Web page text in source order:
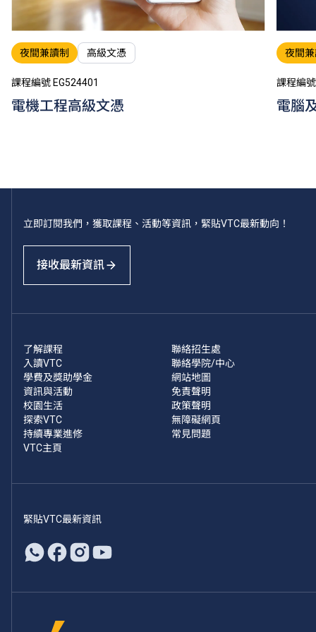
夜間兼讀制 高級文憑
課程編號 EG524401
電機工程高級文憑
夜間
課程編
電腦
立即訂閱我們，獲取課程、活動等資訊，緊貼VTC最新動向！
接收最新資訊
了解課程
入讀VTC
學費及獎助學金
資訊與活動
校園生活
探索VTC
持續專業進修
VTC主頁
聯絡招生處
聯絡學院/中心
網站地圖
免責聲明
政策聲明
無障礙網頁
常見問題
緊貼VTC最新資訊